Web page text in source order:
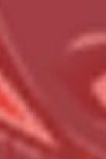
Всего товара в корзине
Сумма к оплате (без